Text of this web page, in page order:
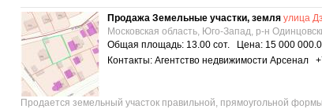
Продажа Земельные участки, земля улица
Московская область, Юго-Запад, р-н
Общая площадь: 13.00 сот. Цена: 15 000
Контакты: Агентство недвижимости Арсенал
Продается земельный участок правильной, прямоугольной